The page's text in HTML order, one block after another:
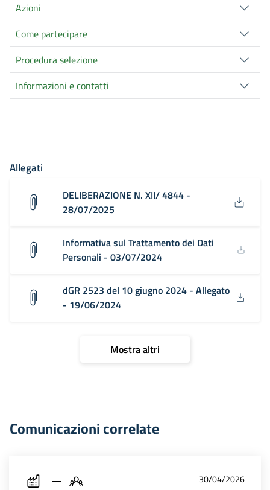
Azioni
Come partecipare
Procedura selezione
Informazioni e contatti
Allegati
DELIBERAZIONE N. XII/ 4844 -
28/07/2025
Informativa sul Trattamento dei Dati
Personali - 03/07/2024
dGR 2523 del 10 giugno 2024 - Allegato
- 19/06/2024
Mostra altri
Comunicazioni correlate
30/04/2026